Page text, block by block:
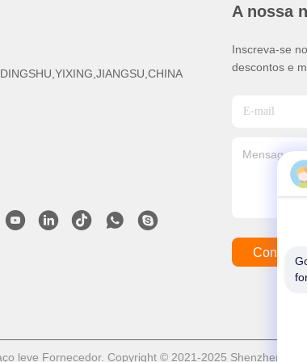
A nossa
Inscreva-se
descontos e
Contacte-
leve Fornecedor. Copyright © 2021-2025 Shenzhen